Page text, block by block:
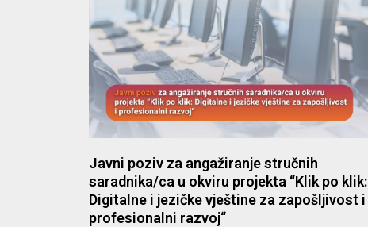
Javni poziv za angažiranje stručnih
saradnika/ca u okviru projekta “Klik po klik:
Digitalne i jezičke vještine za zapošljivost i
profesionalni razvoj“